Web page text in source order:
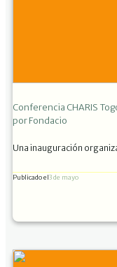
Conferencia CHARIS
por Fondacio
Una inauguración
Publicado el3 de mayo